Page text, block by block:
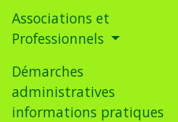
Associations et
Professionnels
Démarches
administratives
informations pratiques